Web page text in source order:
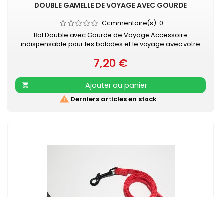
DOUBLE GAMELLE DE VOYAGE AVEC GOURDE
Commentaire(s): 0
Bol Double avec Gourde de Voyage Accessoire
indispensable pour les balades et le voyage avec votre
simplicité Compact et léger : deux bols étanches
refermables Une gourde 300 ml (taille S) ou 500 ml (taille
m) fournie Permet d'hydrater et de nourrir votre chien
pendant la promenade ou les...
Prix
7,20 €

Ajouter au panier
 Derniers articles en stock